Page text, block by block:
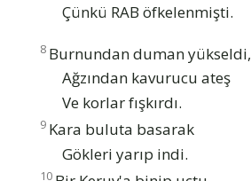
Çünkü RAB öfkelenmişti.
8 Burnundan duman yükseldi,
Ağzından kavurucu ateş
Ve korlar fışkırdı.
9 Kara buluta basarak
Gökleri yarıp indi.
10